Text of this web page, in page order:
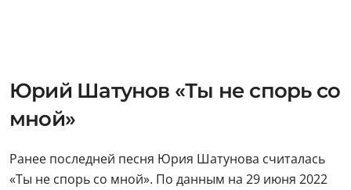
Юрий Шатунов «Ты не спорь со
мной»
Ранее последней песня Юрия Шатунова считалась
«Ты не спорь со мной». По данным на 29 июня 2022